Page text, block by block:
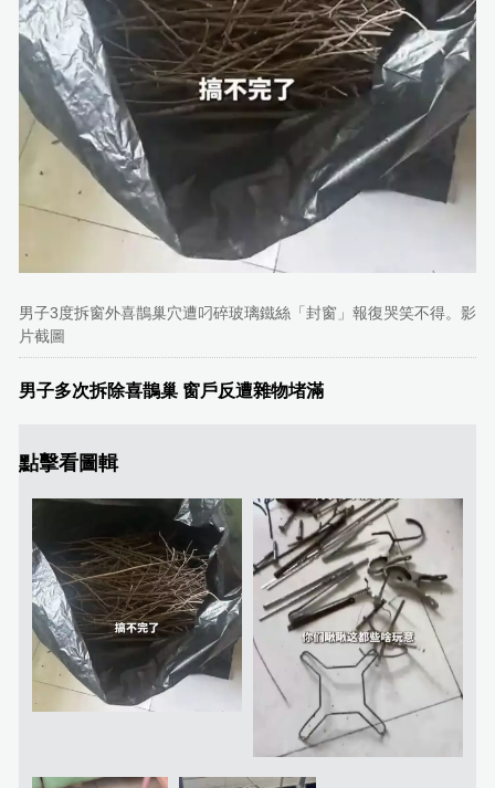
男子3度拆窗外喜鵲巢穴遭叼碎玻璃鐵絲「封窗」報復哭笑不得。影
片截圖
男子多次拆除喜鵲巢 窗戶反遭雜物堵滿
點擊看圖輯